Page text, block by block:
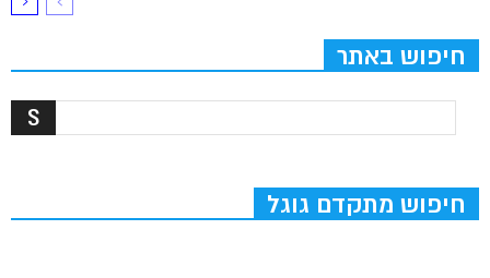
חיפוש באתר
חיפוש מתקדם גוגל